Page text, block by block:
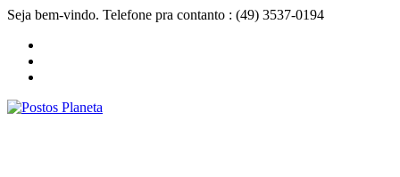
Seja bem-vindo. Telefone pra contanto : (49) 3537-0194